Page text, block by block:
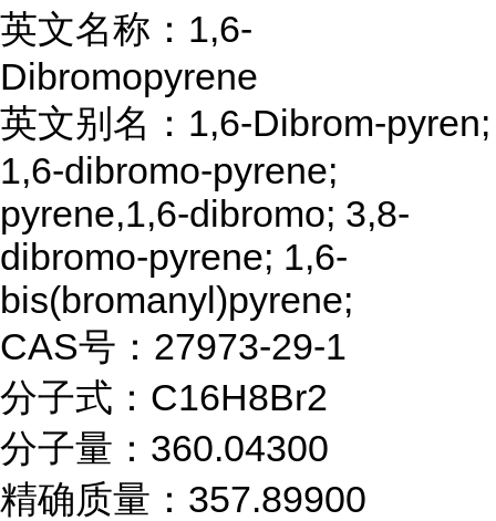
英文名称：1,6-
Dibromopyrene
英文别名：1,6-Dibrom-pyren;
1,6-dibromo-pyrene;
pyrene,1,6-dibromo; 3,8-
dibromo-pyrene; 1,6-
bis(bromanyl)pyrene;
CAS号：27973-29-1
分子式：C16H8Br2
分子量：360.04300
精确质量：357.89900